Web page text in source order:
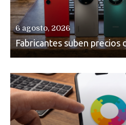
6 agosto, 2026